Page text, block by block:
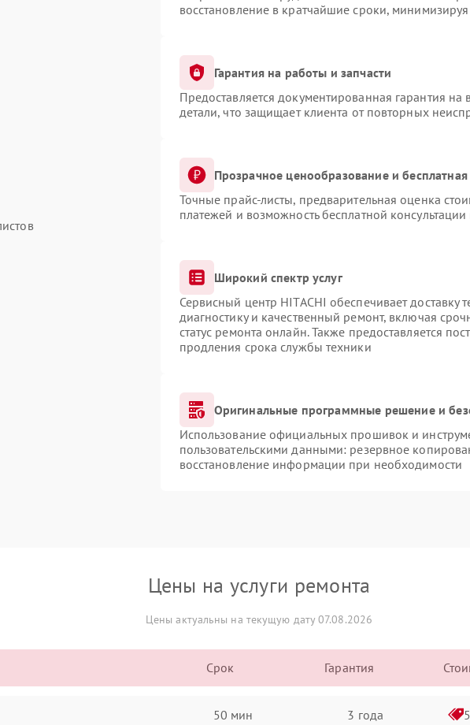
восстановление в кратчайшие сроки, минимизируя
Гарантия на работы и запчасти
Предоставляется документированная гарантия
детали, что защищает клиента от повторных
Прозрачное ценообразование и бесплатная
Точные прайс-листы, предварительная оценка
платежей и возможность бесплатной
Широкий спектр услуг
Сервисный центр HITACHI обеспечивает доставку
диагностику и качественный ремонт, включая
статус ремонта онлайн. Также предоставляется
продления срока службы техники
Оригинальные программные решение и
Использование официальных прошивок и
пользовательскими данными: резервное
восстановление информации при необходимости
Цены на услуги ремонта
Цены актуальны на текущую дату 07.08.2026
Срок Гарантия
50 мин 3 года